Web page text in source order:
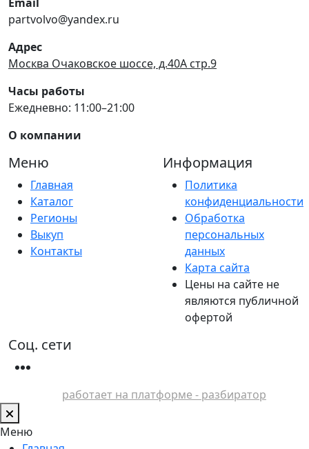
partvolvo@yandex.ru
Адрес
Москва Очаковское шоссе, д.40А стр.9
Часы работы
Ежедневно: 11:00–21:00
О компании
Меню
Главная
Каталог
Регионы
Выкуп
Контакты
Информация
Политика
конфиденциальности
Обработка
персональных
данных
Карта сайта
Цены на сайте не
являются публичной
офертой
Соц. сети
работает на платформе - разбиратор
Меню